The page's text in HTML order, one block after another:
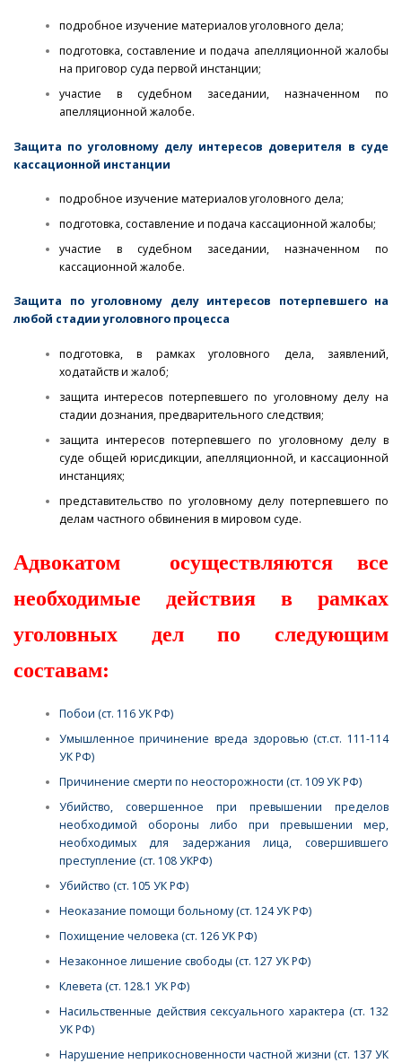
подробное изучение материалов уголовного дела;
подготовка, составление и подача апелляционной жалобы
на приговор суда первой инстанции;
участие в судебном заседании, назначенном по
апелляционной жалобе.
Защита по уголовному делу интересов доверителя в суде
кассационной инстанции
подробное изучение материалов уголовного дела;
подготовка, составление и подача кассационной жалобы;
участие в судебном заседании, назначенном по
кассационной жалобе.
Защита по уголовному делу интересов потерпевшего на
любой стадии уголовного процесса
подготовка, в рамках уголовного дела, заявлений,
ходатайств и жалоб;
защита интересов потерпевшего по уголовному делу на
стадии дознания, предварительного следствия;
защита интересов потерпевшего по уголовному делу в
суде общей юрисдикции, апелляционной, и кассационной
инстанциях;
представительство по уголовному делу потерпевшего по
делам частного обвинения в мировом суде.
Адвокатом осуществляются все
необходимые действия в рамках
уголовных дел по следующим
составам:
Побои (ст. 116 УК РФ)
Умышленное причинение вреда здоровью (ст.ст. 111-114
УК РФ)
Причинение смерти по неосторожности (ст. 109 УК РФ)
Убийство, совершенное при превышении пределов
необходимой обороны либо при превышении мер,
необходимых для задержания лица, совершившего
преступление (ст. 108 УКРФ)
Убийство (ст. 105 УК РФ)
Неоказание помощи больному (ст. 124 УК РФ)
Похищение человека (ст. 126 УК РФ)
Незаконное лишение свободы (ст. 127 УК РФ)
Клевета (ст. 128.1 УК РФ)
Насильственные действия сексуального характера (ст. 132
УК РФ)
Нарушение неприкосновенности частной жизни (ст. 137 УК